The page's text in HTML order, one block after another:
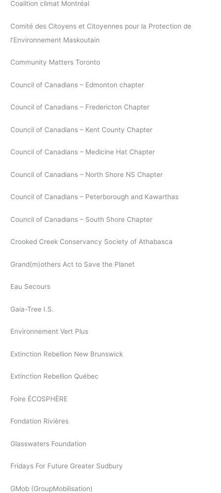
Coalition climat Montréal
Comité des Citoyens et Citoyennes pour la Protection de
l’Environnement Maskoutain
Community Matters Toronto
Council of Canadians – Edmonton chapter
Council of Canadians – Fredericton Chapter
Council of Canadians – Kent County Chapter
Council of Canadians – Medicine Hat Chapter
Council of Canadians – North Shore NS Chapter
Council of Canadians – Peterborough and Kawarthas
Council of Canadians – South Shore Chapter
Crooked Creek Conservancy Society of Athabasca
Grand(m)others Act to Save the Planet
Eau Secours
Gaia-Tree I.S.
Environnement Vert Plus
Extinction Rebellion New Brunswick
Extinction Rebellion Québec
Foire ÉCOSPHÈRE
Fondation Rivières
Glasswaters Foundation
Fridays For Future Greater Sudbury
GMob (GroupMobilisation)